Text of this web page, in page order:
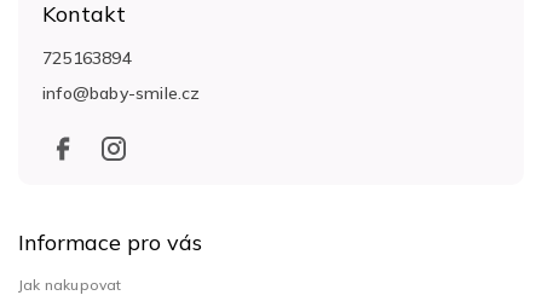
Kontakt
info@baby-smile.cz
725163894
Informace pro vás
Jak nakupovat